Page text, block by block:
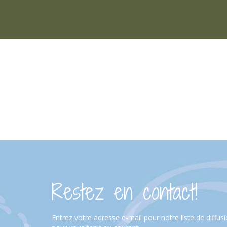
Restez en contact!
Entrez votre adresse e-mail pour notre liste de